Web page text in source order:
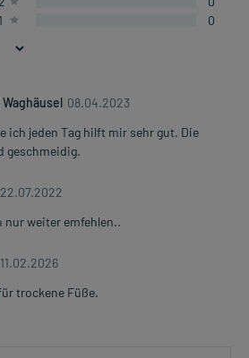
1
0
08.04.2023
ich jeden Tag hilft mir sehr gut. Die
geschmeidig.
22.07.2022
weiter emfehlen..
11.02.2026
trockene Füße.